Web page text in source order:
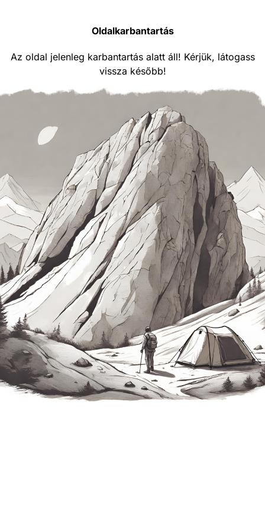
Oldalkarbantartás
Az oldal jelenleg karbantartás alatt áll! Kérjük, látogass
vissza később!